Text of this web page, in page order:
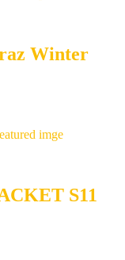
Winter
S11